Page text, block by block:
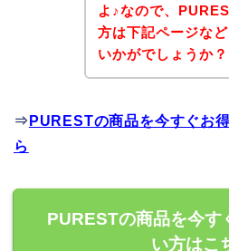
よ♪なので、
方は下記ページな
いかがでしょうか？
⇒ PURESTの商品を今すぐお
ら
PURESTの商品を今す
い方はこ